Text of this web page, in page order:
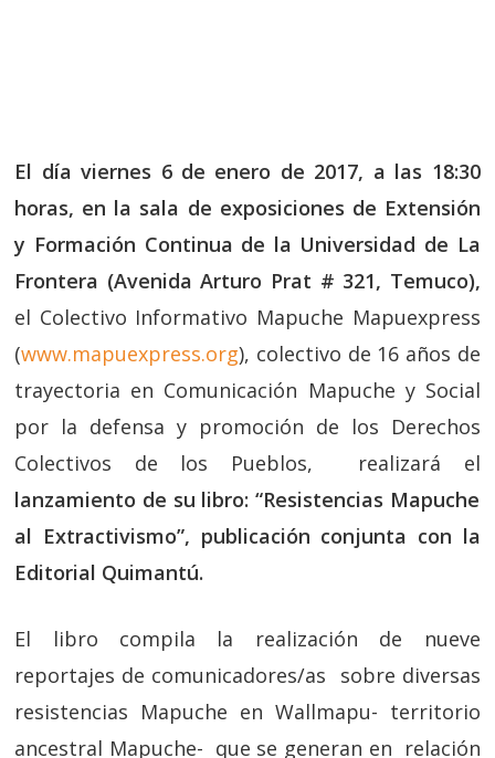
El día viernes 6 de enero de 2017, a las 18:30
horas, en la sala de exposiciones de Extensión
y Formación Continua de la Universidad de La
Frontera (Avenida Arturo Prat # 321, Temuco),
el Colectivo Informativo Mapuche Mapuexpress
(www.mapuexpress.org), colectivo de 16 años de
trayectoria en Comunicación Mapuche y Social
por la defensa y promoción de los Derechos
Colectivos de los Pueblos, realizará el
lanzamiento de su libro: “Resistencias Mapuche
al Extractivismo”, publicación conjunta con la
Editorial Quimantú.
El libro compila la realización de nueve
reportajes de comunicadores/as sobre diversas
resistencias Mapuche en Wallmapu- territorio
ancestral Mapuche- que se generan en relación